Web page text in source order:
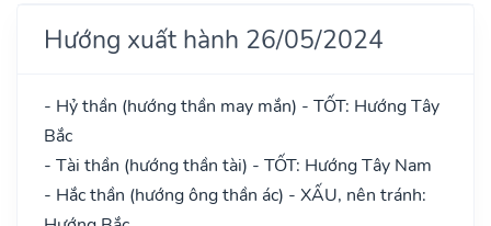
Hướng xuất hành 26/05/2024
- Hỷ thần (hướng thần may mắn) - TỐT: Hướng Tây
Bắc
- Tài thần (hướng thần tài) - TỐT: Hướng Tây Nam
- Hắc thần (hướng ông thần ác) - XẤU, nên tránh: